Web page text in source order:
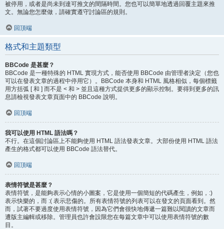
被停用，或者是尚未到達可推文的間隔時間。您也可以簡單地透過回覆主題來推
文。無論您怎麼做，請確實遵守討論區的規則。
回頂端
格式和主題類型
BBCode 是甚麼？
BBCode 是一種特殊的 HTML 實現方式，能否使用 BBCode 由管理者決定（您也
可以在發表文章的過程中停用它）。BBCode 本身和 HTML 風格相似，每個標籤
用方括弧 [ 和 ] 而不是 < 和 > 並且這種方式提供更多的顯示控制。要得到更多的訊
息請檢視發表文章頁面中的 BBCode 說明。
回頂端
我可以使用 HTML 語法嗎？
不行。在這個討論區上不能夠使用 HTML 語法發表文章。大部份使用 HTML 語法
產生的格式都可以使用 BBCode 語法替代。
回頂端
表情符號是甚麼？
表情符號，是能夠表示心情的小圖案，它是使用一個簡短的代碼產生，例如，:)
表示快樂的，而 :( 表示悲傷的。所有表情符號的列表可以在發文的頁面看到。然
而，試著不要過度使用表情符號，因為它們會很快地傳遞一篇難以閱讀的文章而
遭版主編輯或移除。管理員也許會設限您在每篇文章中可以使用表情符號的數
目。